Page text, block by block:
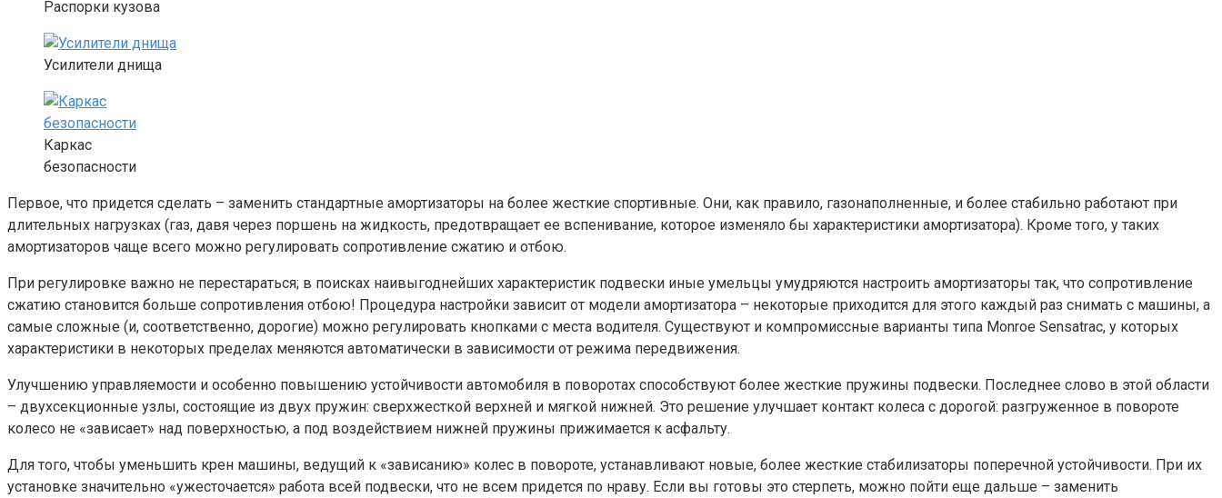
Распорки кузова
Усилители днища
Каркас
безопасности
Первое, что придется сделать – заменить стандартные амортизаторы на более жесткие спортивные. Они, как правило, газонаполненные, и более стабильно работают при
длительных нагрузках (газ, давя через поршень на жидкость, предотвращает ее вспенивание, которое изменяло бы характеристики амортизатора). Кроме того, у таких
амортизаторов чаще всего можно регулировать сопротивление сжатию и отбою.
При регулировке важно не перестараться; в поисках наивыгоднейших характеристик подвески иные умельцы умудряются настроить амортизаторы так, что сопротивление
сжатию становится больше сопротивления отбою! Процедура настройки зависит от модели амортизатора – некоторые приходится для этого каждый раз снимать с машины, а
самые сложные (и, соответственно, дорогие) можно регулировать кнопками с места водителя. Существуют и компромиссные варианты типа Monroe Sensatrac, у которых
характеристики в некоторых пределах меняются автоматически в зависимости от режима передвижения.
Улучшению управляемости и особенно повышению устойчивости автомобиля в поворотах способствуют более жесткие пружины подвески. Последнее слово в этой области
– двухсекционные узлы, состоящие из двух пружин: сверхжесткой верхней и мягкой нижней. Это решение улучшает контакт колеса с дорогой: разгруженное в повороте
колесо не «зависает» над поверхностью, а под воздействием нижней пружины прижимается к асфальту.
Для того, чтобы уменьшить крен машины, ведущий к «зависанию» колес в повороте, устанавливают новые, более жесткие стабилизаторы поперечной устойчивости. При их
установке значительно «ужесточается» работа всей подвески, что не всем придется по нраву. Если вы готовы это стерпеть, можно пойти еще дальше – заменить